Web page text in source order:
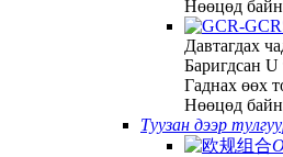
Нөөцөд
Давтагдах
Баригдсан U
Гаднах өөх
Нөөцөд
Туузан дээр